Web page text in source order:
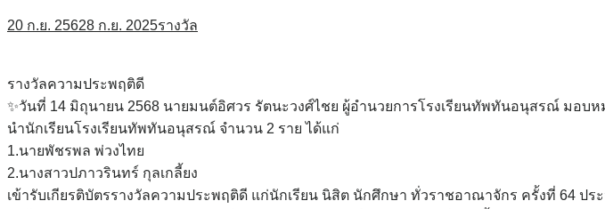
20 ก.ย. 25628 ก.ย. 2025รางวัล
รางวัลความประพฤติดี
✨วันที่ 14 มิถุนายน 2568 นายมนต์อิศวร รัตนะวงศ์ไชย ผู้อำนวยการโรงเรียนทัพทันอนุสรณ์ ม
นำนักเรียนโรงเรียนทัพทันอนุสรณ์ จำนวน 2 ราย ได้แก่
1.นายพัชรพล พ่วงไทย
2.นางสาวปภาวรินทร์ กุลเกลี้ยง
เข้ารับเกียรติบัตรรางวัลความประพฤติดี แก่นักเรียน นิสิต นักศึกษา ทั่วราชอาณาจักร ครั้งที่ 64 ปร